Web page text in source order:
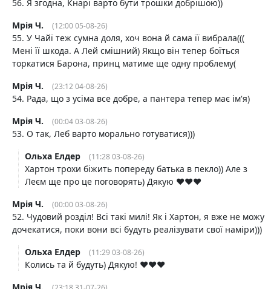
56. Я згодна, Кнарі варто бути трошки добрішою))
Мрія Ч.
(12:00 05-08-26)
55. У Чайї теж сумна доля, хоч вона й сама її вибрала(((
Мені її шкода. А Лей смішний) Якщо він тепер боїться
торкатися Барона, принц матиме ще одну проблему(
Мрія Ч.
(23:12 04-08-26)
54. Рада, що з усіма все добре, а пантера тепер має ім'я)
Мрія Ч.
(00:04 03-08-26)
53. О так, Леб варто морально готуватися)))
Ольха Елдер
(11:28 03-08-26)
Хартон трохи біжить попереду батька в пекло)) Але з
Леєм ще про це поговорять) Дякую ❤️❤️❤️
Мрія Ч.
(00:00 03-08-26)
52. Чудовий розділ! Всі такі милі! Як і Хартон, я вже не можу
дочекатися, поки вони всі будуть реалізувати свої наміри)))
Ольха Елдер
(11:29 03-08-26)
Колись та й будуть) Дякую! ❤️❤️❤️